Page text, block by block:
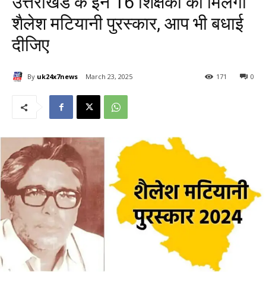
शैलेश मटियानी पुरस्कार, आप भी बधाई
दीजिए
By uk24x7news March 23, 2025 0
171